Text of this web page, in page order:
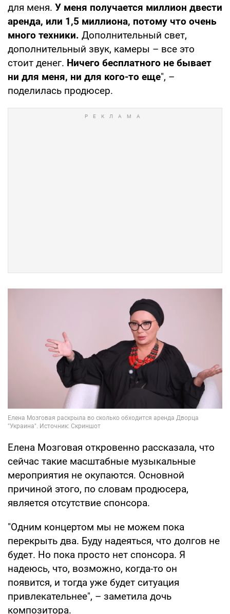
для меня. У меня получается миллион двести
аренда, или 1,5 миллиона, потому что очень
много техники. Дополнительный свет,
дополнительный звук, камеры – все это
стоит денег. Ничего бесплатного не бывает
ни для меня, ни для кого-то еще", –
поделилась продюсер.
Елена Мозговая откровенно рассказала, что
сейчас такие масштабные музыкальные
мероприятия не окупаются. Основной
причиной этого, по словам продюсера,
является отсутствие спонсора.
"Одним концертом мы не можем пока
перекрыть два. Буду надеяться, что долгов не
будет. Но пока просто нет спонсора. Я
надеюсь, что, возможно, когда-то он
появится, и тогда уже будет ситуация
привлекательнее", – заметила дочь
композитора.